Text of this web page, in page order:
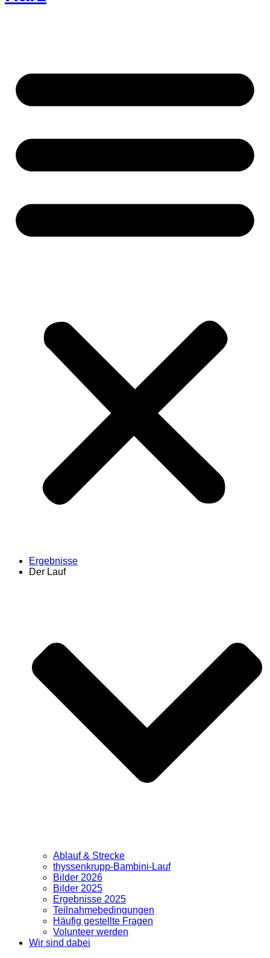
Ergebnisse
Der Lauf
Ablauf & Strecke
thyssenkrupp-Bambini-Lauf
Bilder 2026
Bilder 2025
Ergebnisse 2025
Teilnahmebedingungen
Häufig gestellte Fragen
Volunteer werden
Wir sind dabei